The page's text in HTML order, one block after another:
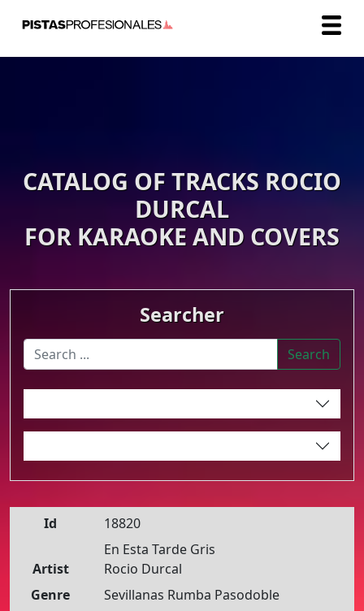
CATALOG OF TRACKS ROCIO
DURCAL
FOR KARAOKE AND COVERS
Searcher
Search
Id
18820
En Esta Tarde Gris
Artist
Rocio Durcal
Genre
Sevillanas Rumba Pasodoble